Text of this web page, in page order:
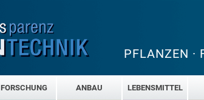
PFLANZEN ·
FORSCHUNG ANBAU LEBENSMITTEL